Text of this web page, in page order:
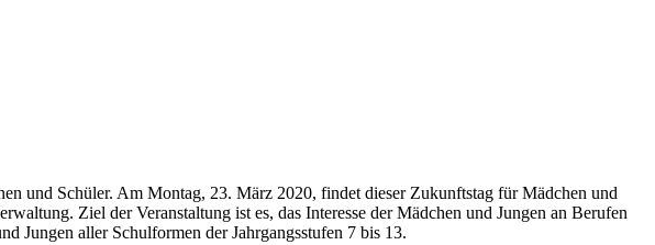
und Schüler. Am Montag, 23. März 2020, findet dieser Zukunftstag für Mädchen und
Ziel der Veranstaltung ist es, das Interesse der Mädchen und Jungen an Berufen
Jungen aller Schulformen der Jahrgangsstufen 7 bis 13.